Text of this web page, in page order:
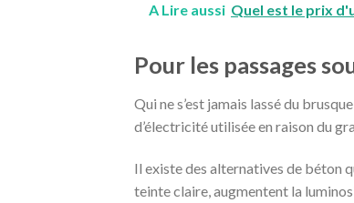
A Lire aussi Quel est le prix
Pour les passages
Qui ne s’est jamais lassé du
d’électricité utilisée en raison du
Il existe des alternatives de béton
teinte claire, augmentent la